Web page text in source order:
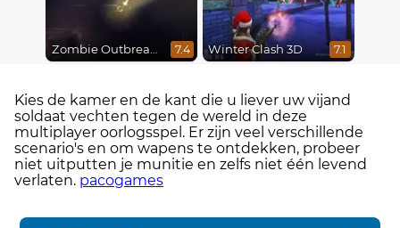
Zombie Outbreak Arena 7.4 Winter Clash 3D 7.1
Kies de kamer en de kant die u liever uw vijand
soldaat vechten tegen de wereld in deze
multiplayer oorlogsspel. Er zijn veel verschillende
scenario's en om wapens te ontdekken, probeer
niet uitputten je munitie en zelfs niet één levend
verlaten. pacogames